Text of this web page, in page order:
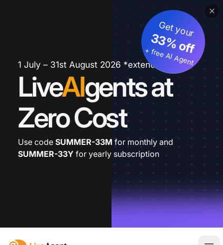
1 July – 31st August 2026 *extended
LiveAIgents at
Zero Cost
Get your
33% off
+ free AI Agent
Use code SUMMER-33M for monthly and
SUMMER-33Y for yearly subscription